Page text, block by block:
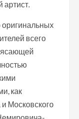
артист.
всего
как
Московского